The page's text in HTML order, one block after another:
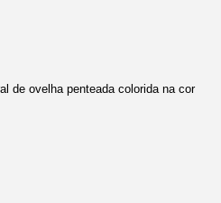
de ovelha penteada colorida na cor